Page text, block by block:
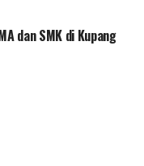
dan SMK di Kupang